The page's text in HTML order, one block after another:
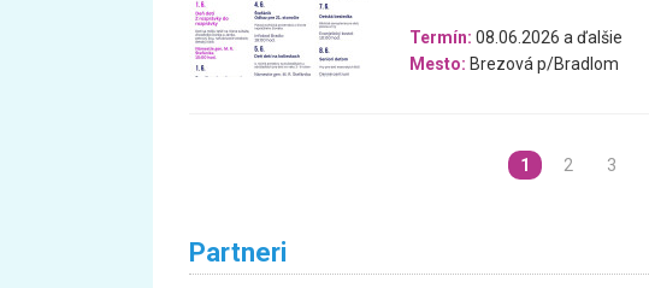
Termín: 08.06.2026 a ďalšie
Mesto: Brezová p/Bradlom
1 2 3
Partneri